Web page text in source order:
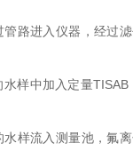
管路进入仪器，经过
样中加入定量
水样流入测量池，氟